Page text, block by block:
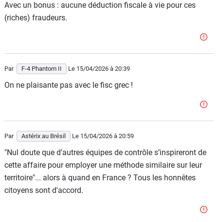
Avec un bonus : aucune déduction fiscale à vie pour ces
(riches) fraudeurs.
Par F-4 Phantom II Le 15/04/2026 à 20:39
On ne plaisante pas avec le fisc grec !
Par Astérix au Brésil Le 15/04/2026 à 20:59
"Nul doute que d’autres équipes de contrôle s’inspireront de
cette affaire pour employer une méthode similaire sur leur
territoire"... alors à quand en France ? Tous les honnêtes
citoyens sont d'accord.